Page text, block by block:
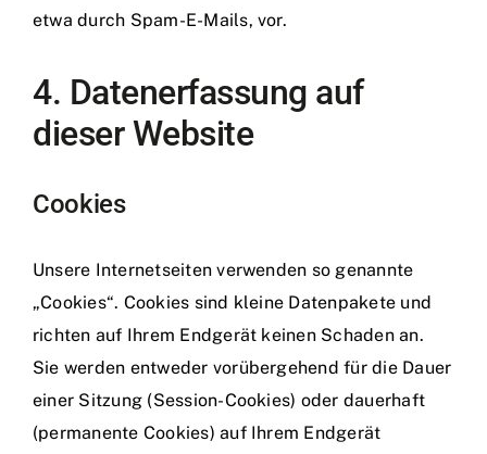
etwa durch Spam-E-Mails, vor.
4. Datenerfassung auf
dieser Website
Cookies
Unsere Internetseiten verwenden so genannte
„Cookies“. Cookies sind kleine Datenpakete und
richten auf Ihrem Endgerät keinen Schaden an.
Sie werden entweder vorübergehend für die Dauer
einer Sitzung (Session-Cookies) oder dauerhaft
(permanente Cookies) auf Ihrem Endgerät